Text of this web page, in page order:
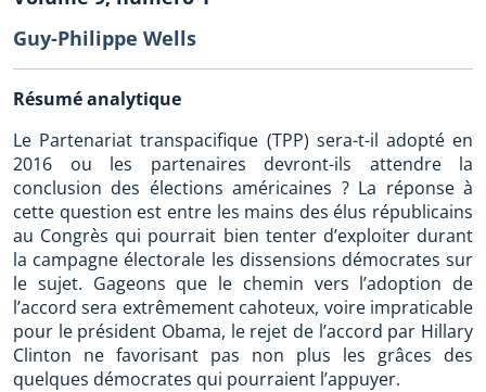
Guy-Philippe Wells
Résumé analytique
Le Partenariat transpacifique (TPP) sera-t-il adopté en
2016 ou les partenaires devront-ils attendre la
conclusion des élections américaines ? La réponse à
cette question est entre les mains des élus républicains
au Congrès qui pourrait bien tenter d’exploiter durant
la campagne électorale les dissensions démocrates sur
le sujet. Gageons que le chemin vers l’adoption de
l’accord sera extrêmement cahoteux, voire impraticable
pour le président Obama, le rejet de l’accord par Hillary
Clinton ne favorisant pas non plus les grâces des
quelques démocrates qui pourraient l’appuyer.